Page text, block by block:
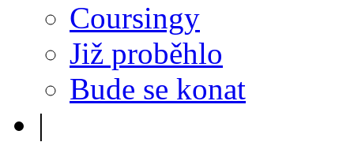
Coursingy
Již proběhlo
Bude se konat
|